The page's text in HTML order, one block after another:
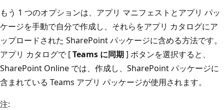
もう 1 つのオプションは、アプリ マニフェストとアプリ パッ
ケージを手動で自分で作成し、それらをアプリ カタログにア
ップロードされた SharePoint パッケージに含める方法です。
アプリ カタログで [Teams に同期] ボタンを選択すると、
SharePoint Online では、作成し、SharePoint パッケージに
含まれている Teams アプリ パッケージが使用されます。
注: